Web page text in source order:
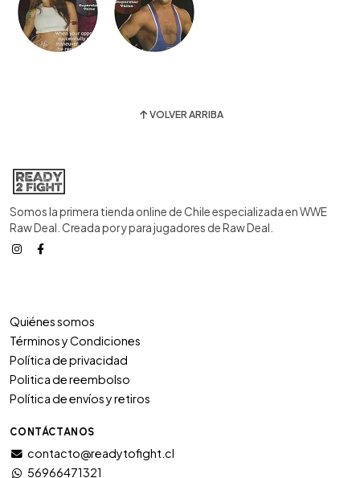
VOLVER ARRIBA
Somos la primera tienda online de Chile especializada en WWE
Raw Deal. Creada por y para jugadores de Raw Deal.
Quiénes somos
Términos y Condiciones
Política de privacidad
Politica de reembolso
Política de envíos y retiros
CONTÁCTANOS
contacto@readytofight.cl
56966471321